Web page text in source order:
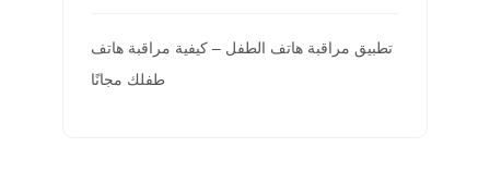
تطبيق مراقبة هاتف الطفل – كيفية مراقبة هاتف
طفلك مجانًا